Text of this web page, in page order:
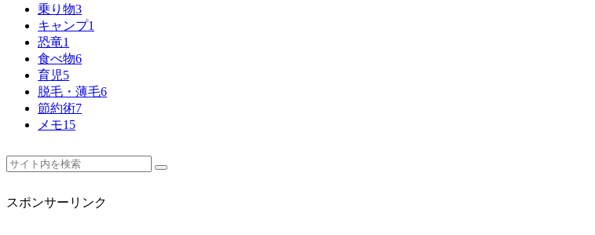
乗り物3
キャンプ1
恐竜1
食べ物6
育児5
脱毛・薄毛6
節約術7
メモ15
スポンサーリンク